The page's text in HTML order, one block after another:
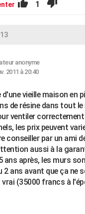
1
anonyme
2011 à 20:40
d'une vieille maison en
de résine dans tout
ventiler
les prix peuvent
conseiller par un ami
aussi à la
ans après, les murs
2 ans avant que ça ne
(35000 francs à